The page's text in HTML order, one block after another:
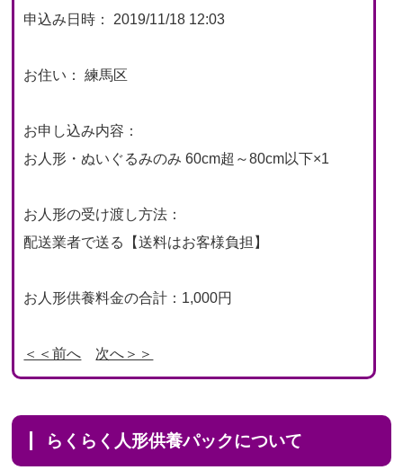
申込み日時： 2019/11/18 12:03
お住い： 練馬区
お申し込み内容：
お人形・ぬいぐるみのみ 60cm超～80cm以下×1
お人形の受け渡し方法：
配送業者で送る【送料はお客様負担】
お人形供養料金の合計：1,000円
＜＜前へ 次へ＞＞
らくらく人形供養パックについて